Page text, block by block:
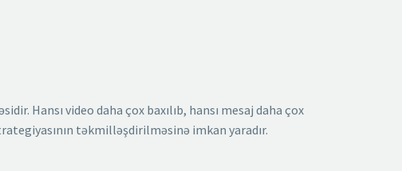
Hansı video daha çox baxılıb, hansı mesaj daha çox
təkmilləşdirilməsinə imkan yaradır.